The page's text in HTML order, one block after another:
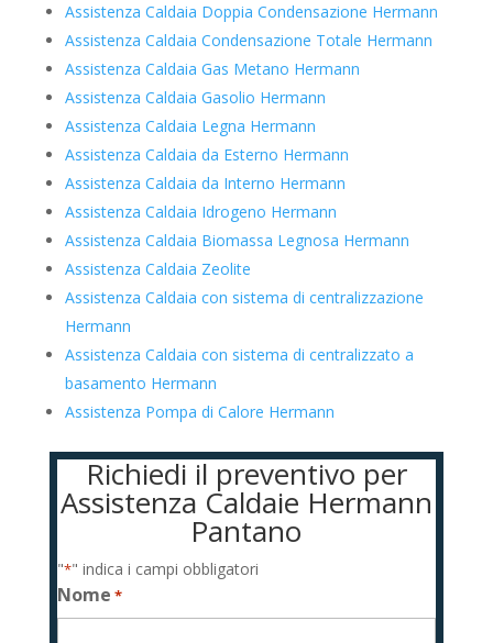
Assistenza Caldaia Doppia Condensazione Hermann
Assistenza Caldaia Condensazione Totale Hermann
Assistenza Caldaia Gas Metano Hermann
Assistenza Caldaia Gasolio Hermann
Assistenza Caldaia Legna Hermann
Assistenza Caldaia da Esterno Hermann
Assistenza Caldaia da Interno Hermann
Assistenza Caldaia Idrogeno Hermann
Assistenza Caldaia Biomassa Legnosa Hermann
Assistenza Caldaia Zeolite
Assistenza Caldaia con sistema di centralizzazione
Hermann
Assistenza Caldaia con sistema di centralizzato a
basamento Hermann
Assistenza Pompa di Calore Hermann
Richiedi il preventivo per
Assistenza Caldaie Hermann
Pantano
"*" indica i campi obbligatori
Nome *